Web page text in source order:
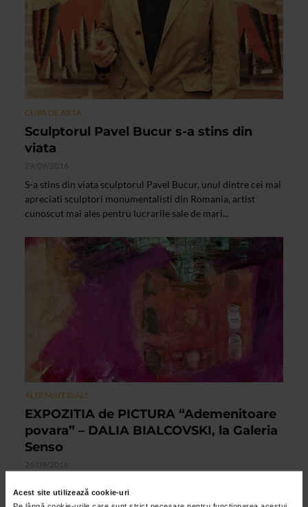
Acest site utilizează cookie-uri
CLIPA DE ARTA
Sculptorul Pavel Bucur s-a stins din
viata
29/09/2016
S-a stins din viata sculptorul Pavel Bucur, unul dintre cei mai
apreciati sculptori monumentalisti din Romania, artist
cunoscut mai ales pentru lucrarile sale de mari...
ALTE MATERIALE
EXPOZITIA de PICTURA “Ademenitoare
povara” – DALIA BIALCOVSKI, la Galeria
Senso
26/09/2016
Galeria SENSO (Bd. Unirii nr. 15, sector 5), unde va avea loc